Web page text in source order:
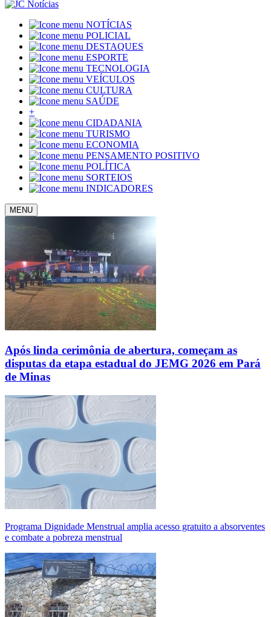
NOTÍCIAS
POLICIAL
DESTAQUES
ESPORTE
TECNOLOGIA
VEÍCULOS
CULTURA
SAÚDE
+
CIDADANIA
TURISMO
ECONOMIA
PENSAMENTO POSITIVO
POLÍTICA
SORTEIOS
INDICADORES
MENU
Após linda cerimônia de abertura, começam as
disputas da etapa estadual do JEMG 2026 em Pará
de Minas
Programa Dignidade Menstrual amplia acesso gratuito a absorventes
e combate a pobreza menstrual